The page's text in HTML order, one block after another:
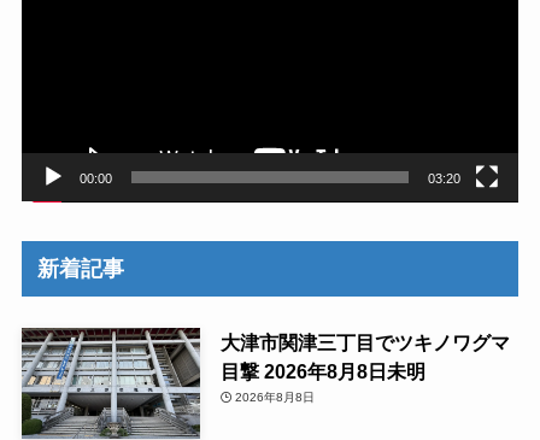
00:00 03:20
新着記事
大津市関津三丁目でツキノワグマ
目撃 2026年8月8日未明
2026年8月8日